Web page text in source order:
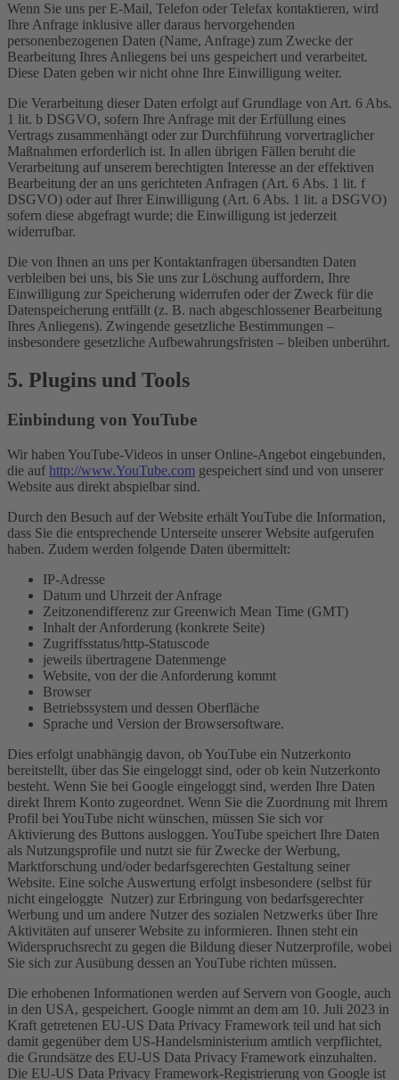
Wenn Sie uns per E-Mail, Telefon oder Telefax kontaktieren, wird
Ihre Anfrage inklusive aller daraus hervorgehenden
personenbezogenen Daten (Name, Anfrage) zum Zwecke der
Bearbeitung Ihres Anliegens bei uns gespeichert und verarbeitet.
Diese Daten geben wir nicht ohne Ihre Einwilligung weiter.
Die Verarbeitung dieser Daten erfolgt auf Grundlage von Art. 6 Abs.
1 lit. b DSGVO, sofern Ihre Anfrage mit der Erfüllung eines
Vertrags zusammenhängt oder zur Durchführung vorvertraglicher
Maßnahmen erforderlich ist. In allen übrigen Fällen beruht die
Verarbeitung auf unserem berechtigten Interesse an der effektiven
Bearbeitung der an uns gerichteten Anfragen (Art. 6 Abs. 1 lit. f
DSGVO) oder auf Ihrer Einwilligung (Art. 6 Abs. 1 lit. a DSGVO)
sofern diese abgefragt wurde; die Einwilligung ist jederzeit
widerrufbar.
Die von Ihnen an uns per Kontaktanfragen übersandten Daten
verbleiben bei uns, bis Sie uns zur Löschung auffordern, Ihre
Einwilligung zur Speicherung widerrufen oder der Zweck für die
Datenspeicherung entfällt (z. B. nach abgeschlossener Bearbeitung
Ihres Anliegens). Zwingende gesetzliche Bestimmungen –
insbesondere gesetzliche Aufbewahrungsfristen – bleiben unberührt.
5. Plugins und Tools
Einbindung von YouTube
Wir haben YouTube-Videos in unser Online-Angebot eingebunden,
die auf http://www.YouTube.com gespeichert sind und von unserer
Website aus direkt abspielbar sind.
Durch den Besuch auf der Website erhält YouTube die Information,
dass Sie die entsprechende Unterseite unserer Website aufgerufen
haben. Zudem werden folgende Daten übermittelt:
IP-Adresse
Datum und Uhrzeit der Anfrage
Zeitzonendifferenz zur Greenwich Mean Time (GMT)
Inhalt der Anforderung (konkrete Seite)
Zugriffsstatus/http-Statuscode
jeweils übertragene Datenmenge
Website, von der die Anforderung kommt
Browser
Betriebssystem und dessen Oberfläche
Sprache und Version der Browsersoftware.
Dies erfolgt unabhängig davon, ob YouTube ein Nutzerkonto
bereitstellt, über das Sie eingeloggt sind, oder ob kein Nutzerkonto
besteht. Wenn Sie bei Google eingeloggt sind, werden Ihre Daten
direkt Ihrem Konto zugeordnet. Wenn Sie die Zuordnung mit Ihrem
Profil bei YouTube nicht wünschen, müssen Sie sich vor
Aktivierung des Buttons ausloggen. YouTube speichert Ihre Daten
als Nutzungsprofile und nutzt sie für Zwecke der Werbung,
Marktforschung und/oder bedarfsgerechten Gestaltung seiner
Website. Eine solche Auswertung erfolgt insbesondere (selbst für
nicht eingeloggte Nutzer) zur Erbringung von bedarfsgerechter
Werbung und um andere Nutzer des sozialen Netzwerks über Ihre
Aktivitäten auf unserer Website zu informieren. Ihnen steht ein
Widerspruchsrecht zu gegen die Bildung dieser Nutzerprofile, wobei
Sie sich zur Ausübung dessen an YouTube richten müssen.
Die erhobenen Informationen werden auf Servern von Google, auch
in den USA, gespeichert. Google nimmt an dem am 10. Juli 2023 in
Kraft getretenen EU-US Data Privacy Framework teil und hat sich
damit gegenüber dem US-Handelsministerium amtlich verpflichtet,
die Grundsätze des EU-US Data Privacy Framework einzuhalten.
Die EU-US Data Privacy Framework-Registrierung von Google ist